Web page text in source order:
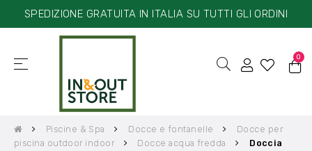
SPEDIZIONE GRATUITA IN ITALIA SU TUTTI GLI ORDINI
navigazione
☰ 0
Piscine & Spa Docce e fontanelle
Docce per
piscina outdoor indoor
Docce acqua fredda
Doccia